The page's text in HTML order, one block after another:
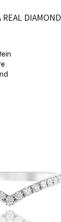
REAL DIAMOND